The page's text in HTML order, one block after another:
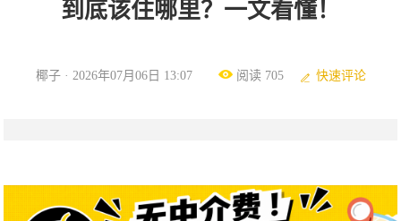
到底该住哪里？一文看懂！
椰子 · 2026年07月06日 13:07 阅读 705 快速评论